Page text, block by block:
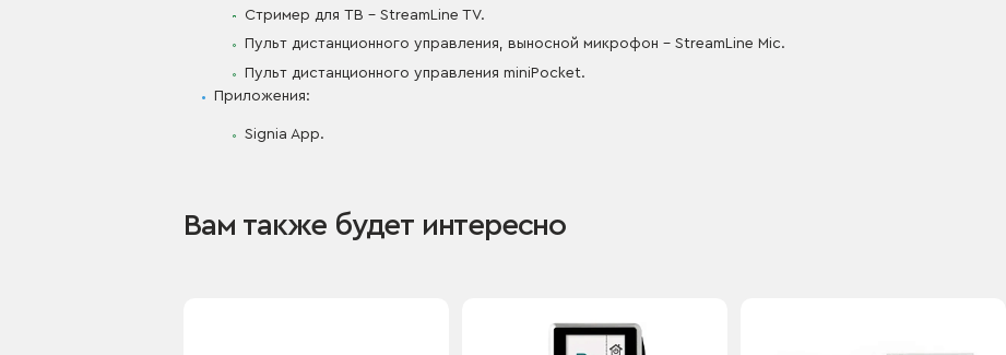
Стример для ТВ – StreamLine TV.
Пульт дистанционного управления, выносной микрофон – StreamLine Mic.
Пульт дистанционного управления miniPocket.
Приложения:
Signia App.
Вам также будет интересно